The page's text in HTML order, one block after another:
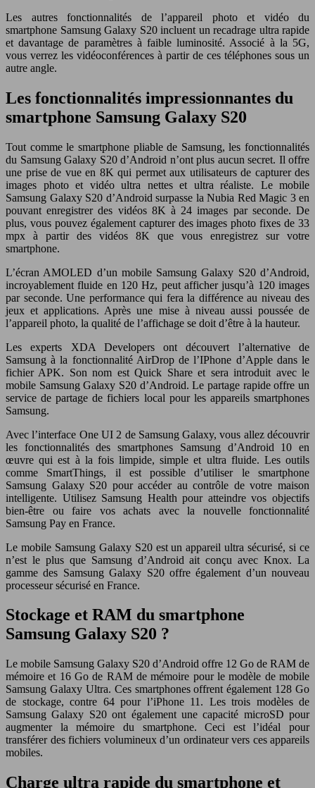
Les autres fonctionnalités de l’appareil photo et vidéo du
smartphone Samsung Galaxy S20 incluent un recadrage ultra rapide
et davantage de paramètres à faible luminosité. Associé à la 5G,
vous verrez les vidéoconférences à partir de ces téléphones sous un
autre angle.
Les fonctionnalités impressionnantes du
smartphone Samsung Galaxy S20
Tout comme le smartphone pliable de Samsung, les fonctionnalités
du Samsung Galaxy S20 d’Android n’ont plus aucun secret. Il offre
une prise de vue en 8K qui permet aux utilisateurs de capturer des
images photo et vidéo ultra nettes et ultra réaliste. Le mobile
Samsung Galaxy S20 d’Android surpasse la Nubia Red Magic 3 en
pouvant enregistrer des vidéos 8K à 24 images par seconde. De
plus, vous pouvez également capturer des images photo fixes de 33
mpx à partir des vidéos 8K que vous enregistrez sur votre
smartphone.
L’écran AMOLED d’un mobile Samsung Galaxy S20 d’Android,
incroyablement fluide en 120 Hz, peut afficher jusqu’à 120 images
par seconde. Une performance qui fera la différence au niveau des
jeux et applications. Après une mise à niveau aussi poussée de
l’appareil photo, la qualité de l’affichage se doit d’être à la hauteur.
Les experts XDA Developers ont découvert l’alternative de
Samsung à la fonctionnalité AirDrop de l’IPhone d’Apple dans le
fichier APK. Son nom est Quick Share et sera introduit avec le
mobile Samsung Galaxy S20 d’Android. Le partage rapide offre un
service de partage de fichiers local pour les appareils smartphones
Samsung.
Avec l’interface One UI 2 de Samsung Galaxy, vous allez découvrir
les fonctionnalités des smartphones Samsung d’Android 10 en
œuvre qui est à la fois limpide, simple et ultra fluide. Les outils
comme SmartThings, il est possible d’utiliser le smartphone
Samsung Galaxy S20 pour accéder au contrôle de votre maison
intelligente. Utilisez Samsung Health pour atteindre vos objectifs
bien-être ou faire vos achats avec la nouvelle fonctionnalité
Samsung Pay en France.
Le mobile Samsung Galaxy S20 est un appareil ultra sécurisé, si ce
n’est le plus que Samsung d’Android ait conçu avec Knox. La
gamme des Samsung Galaxy S20 offre également d’un nouveau
processeur sécurisé en France.
Stockage et RAM du smartphone
Samsung Galaxy S20 ?
Le mobile Samsung Galaxy S20 d’Android offre 12 Go de RAM de
mémoire et 16 Go de RAM de mémoire pour le modèle de mobile
Samsung Galaxy Ultra. Ces smartphones offrent également 128 Go
de stockage, contre 64 pour l’iPhone 11. Les trois modèles de
Samsung Galaxy S20 ont également une capacité microSD pour
augmenter la mémoire du smartphone. Ceci est l’idéal pour
transférer des fichiers volumineux d’un ordinateur vers ces appareils
mobiles.
Charge ultra rapide du smartphone et